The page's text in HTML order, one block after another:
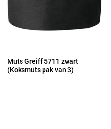
Muts Greiff 5711 zwart
(Koksmuts pak van 3)